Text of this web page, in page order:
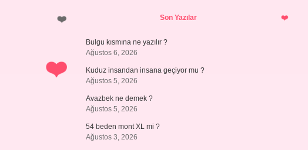
SidebarSon Yazılar
Bulgu kısmına ne yazılır ?
Ağustos 6, 2026
Kuduz insandan insana geçiyor mu ?
Ağustos 5, 2026
Avazbek ne demek ?
Ağustos 5, 2026
54 beden mont XL mi ?
Ağustos 3, 2026